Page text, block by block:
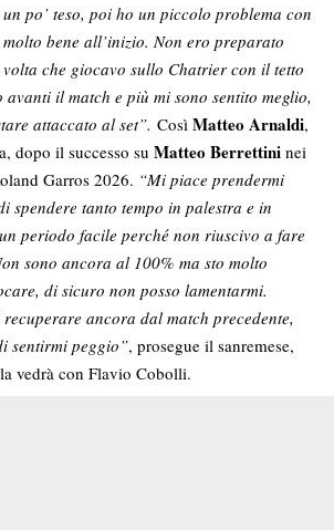
po’ teso, poi ho un piccolo problema con
bene all’inizio. Non ero preparato
che giocavo sullo Chatrier con il tetto
il match e più mi sono sentito meglio,
attaccato al set”. Così Matteo Arnaldi,
dopo il successo su Matteo Berrettini nei
Garros 2026. “Mi piace prendermi
spendere tanto tempo in palestra e in
periodo facile perché non riuscivo a fare
sono ancora al 100% ma sto molto
di sicuro non posso lamentarmi.
ancora dal match precedente,
sentirmi peggio”, prosegue il sanremese,
vedrà con Flavio Cobolli.